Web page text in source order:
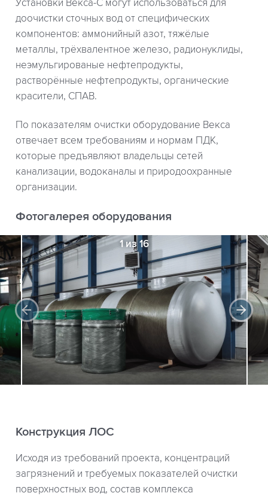
Установки Векса-С могут использоваться для
доочистки сточных вод от специфических
компонентов: аммонийный азот, тяжёлые
металлы, трёхвалентное железо, радионуклиды,
неэмульгированые нефтепродукты,
растворённые нефтепродукты, органические
красители, СПАВ.
По показателям очистки оборудование Векса
отвечает всем требованиям и нормам ПДК,
которые предъявляют владельцы сетей
канализации, водоканалы и природоохранные
организации.
Фотогалерея оборудования
1 из 16
Конструкция ЛОС
Исходя из требований проекта, концентраций
загрязнений и требуемых показателей очистки
поверхностных вод, состав комплекса